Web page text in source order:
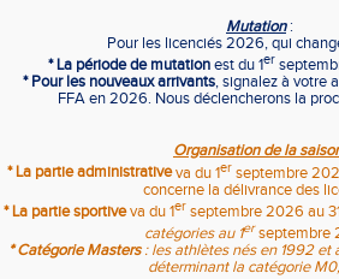
Mutation:
Pour les licenciés 2026, qui
* La période de mutationest du 1er
* Pour les nouveaux arrivants, signalez à votre
FFA en 2026. Nous déclencherons la
Organisation de la
* La partie administrative va du 1er septembre
concerne la délivrance des
* La partie sportiveva du 1er septembre 2026 au
catégories au 1er septembre
* Catégorie Masters: les athlètes nés en 1992 et
déterminant la catégorie M0,